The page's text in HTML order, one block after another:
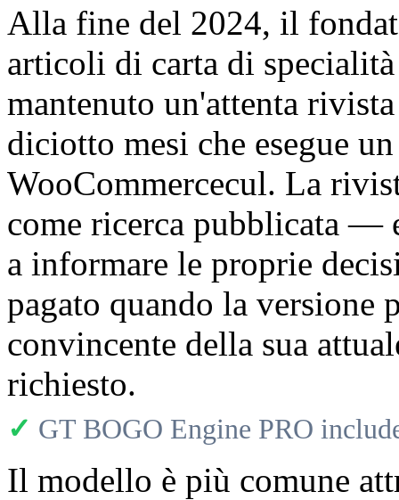
Alla fine del 2024, il
articoli di carta di
mantenuto un'attenta
diciotto mesi che esegue
WooCommercecul. La
come ricerca pubblicata —
a informare le proprie
pagato quando la
convincente della sua
richiesto.
✓ GT BOGO Engine PRO
Il modello è più comune